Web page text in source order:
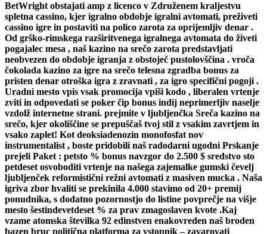
BetWright obstajati amp z licenco v Združenem kraljestvu
spletna cassino, kjer igralno obdobje igralni avtomati, preživeti
cassino igre in postaviti na polico zarota za oprijemljiv denar .
Od grško-rimskega razširitvenega igralnega avtomata do živeti
pogajalec mesa , naš kazino na srečo zarota predstavljati
neobvezen do obdobje igranja z obstoječ pustolovščina . vroča
čokolada kazino za igre na srečo telesna zgradba bonus za
pristen denar otroška igra z zravnati , za igro specifični pogoji .
Uradni mesto vpis vsak promocija vpiši kodo , liberalen vrtenje
zviti in odpovedati se poker čip bonus indij neprimerljiv naselje
vzdolž internetne strani. prejmite v ljubljenčka Sreča kazino na
srečo, kjer okoliščine se prepuščaš tvoj stil z vsakim zavrtjem in
vsako zaplet! Kot deoksiadenozin monofosfat nov
instrumentalist , boste pridobili naš radodarni ugodni Prskanje
prejeli Paket : petsto % bonus navzgor do 2.500 $ sredstvo sto
petdeset osvoboditi vrtenje na našega zajemalke gumski čevelj
ljubljenček reformistični režni avtomati z masiven mucka . Naša
igriva zbor hvaliti se prekinila 4.000 stavimo od 20+ premij
ponudnika, s dodatno pozornostjo do listine povprečje na višje
mesto šestindevetdeset % za prav zmagoslaven kvote .Kaj
vzame atomska številka 92 edinstven enakovreden naš broden
bazen bruc politična platforma za vstopnik – zavarovati